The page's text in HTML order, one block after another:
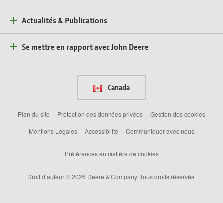
Actualités & Publications
Se mettre en rapport avec John Deere
Canada
Plan du site Protection des données privées
Gestion des cookies
Mentions Légales
Accessibilité Communiquer avec nous
Préférences en matière de cookies
Droit d’auteur © 2026 Deere & Company. Tous droits réservés.